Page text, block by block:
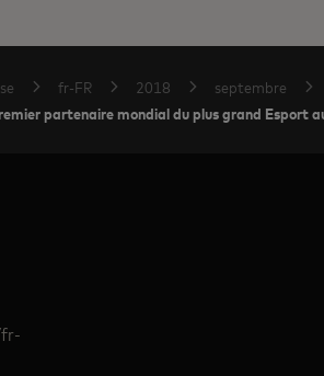
fr-FR 2018 septembre
partenaire mondial du plus grand Esport